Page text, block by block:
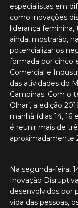
especialistas em
como inovações
liderança
ainda, mostrarão,
potencializar os
formada por cinco
Comercial e
das atividades do
Campinas. Com o
Olhar’, a edição
manhã (dias 14, 16
é reunir mais de
aproximadamente
Na segunda-feira,
Inovação
desenvolvidos por
vida das pessoas,